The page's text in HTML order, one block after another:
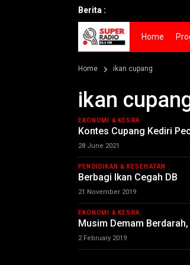
Berita :
Home
Home ikan cupang
ikan
EKONOMI & KESRA
Kontes Cupang Kediri
28 June 2021
PENDIDIKAN & KESEHATAN
Berbagi Ikan Cegah DB
21 November 2019
EKONOMI & KESRA
Musim Demam
2 February 2019